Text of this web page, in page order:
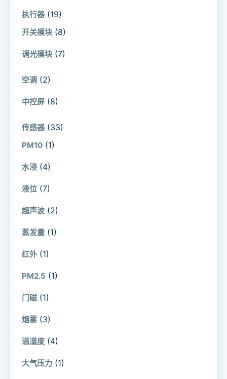
执行器 (19)
开关模块 (8)
调光模块 (7)
空调 (2)
中控屏 (8)
传感器 (33)
PM10 (1)
水浸 (4)
液位 (7)
超声波 (2)
蒸发量 (1)
红外 (1)
PM2.5 (1)
门磁 (1)
烟雾 (3)
温湿度 (4)
大气压力 (1)